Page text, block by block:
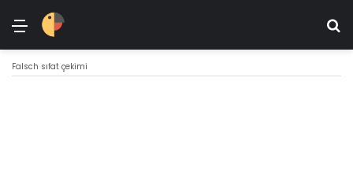
Menü
Falsch sıfat çekimi